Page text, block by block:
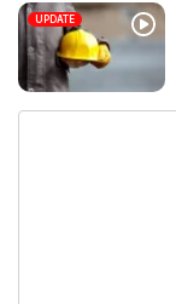
UPDATE